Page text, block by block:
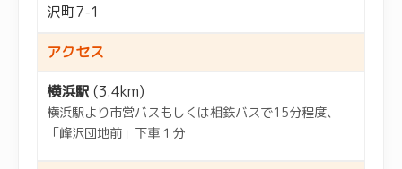
沢町7-1
アクセス
横浜駅 (3.4km)
横浜駅より市営バスもしくは相鉄バスで15分程度、
「峰沢団地前」下車１分